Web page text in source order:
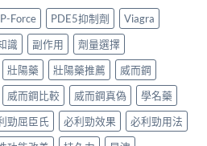
P-Force PDE5抑制劑
Viagra
識 副作用
劑量選擇
壯陽藥 壯陽藥推薦
威而鋼
威而鋼比較 威而鋼真偽
學名藥
勁屈臣氏 必利勁效果
必利勁用法